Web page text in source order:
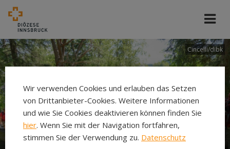
Cincelli/dibk
Wir verwenden Cookies und erlauben das Setzen
von Drittanbieter-Cookies. Weitere Informationen
und wie Sie Cookies deaktivieren können finden Sie
hier. Wenn Sie mit der Navigation fortfahren,
stimmen Sie der Verwendung zu. Datenschutz